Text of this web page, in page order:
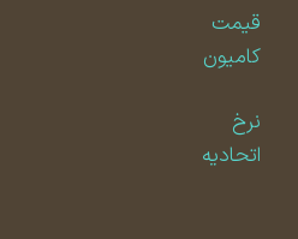
قیمت
کامیون
اتحادیه